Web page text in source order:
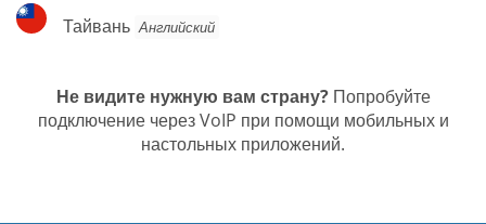
Тайвань
Тайвань Английский
Не видите нужную вам страну?Попробуйте
подключение через VoIP при помощи мобильных и
настольных приложений.